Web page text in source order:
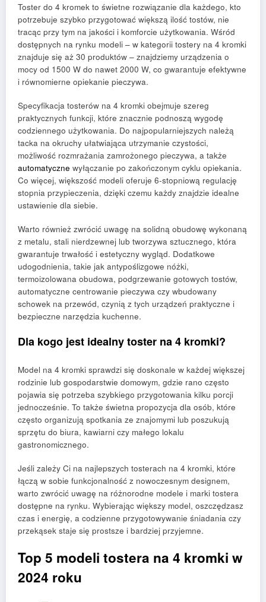
Toster do 4 kromek to świetne rozwiązanie dla każdego, kto
potrzebuje szybko przygotować większą ilość tostów, nie
tracąc przy tym na jakości i komforcie użytkowania. Wśród
dostępnych na rynku modeli – w kategorii tostery na 4 kromki
znajduje się aż 30 produktów – znajdziemy urządzenia o
mocy od 1500 W do nawet 2000 W, co gwarantuje efektywne
i równomierne opiekanie pieczywa.
Specyfikacja tosterów na 4 kromki obejmuje szereg
praktycznych funkcji, które znacznie podnoszą wygodę
codziennego użytkowania. Do najpopularniejszych należą
tacka na okruchy ułatwiająca utrzymanie czystości,
możliwość rozmrażania zamrożonego pieczywa, a także
automatyczne wyłączanie po zakończonym cyklu opiekania.
Co więcej, większość modeli oferuje 6-stopniową regulację
stopnia przypieczenia, dzięki czemu każdy znajdzie idealne
ustawienie dla siebie.
Warto również zwrócić uwagę na solidną obudowę wykonaną
z metalu, stali nierdzewnej lub tworzywa sztucznego, która
gwarantuje trwałość i estetyczny wygląd. Dodatkowe
udogodnienia, takie jak antypoślizgowe nóżki,
termoizolowana obudowa, podgrzewanie gotowych tostów,
automatyczne centrowanie pieczywa czy wbudowany
schowek na przewód, czynią z tych urządzeń praktyczne i
bezpieczne narzędzia kuchenne.
Dla kogo jest idealny toster na 4 kromki?
Model na 4 kromki sprawdzi się doskonale w każdej większej
rodzinie lub gospodarstwie domowym, gdzie rano często
pojawia się potrzeba szybkiego przygotowania kilku porcji
jednocześnie. To także świetna propozycja dla osób, które
często organizują spotkania ze znajomymi lub poszukują
sprzętu do biura, kawiarni czy małego lokalu
gastronomicznego.
Jeśli zależy Ci na najlepszych tosterach na 4 kromki, które
łączą w sobie funkcjonalność z nowoczesnym designem,
warto zwrócić uwagę na różnorodne modele i marki tostera
dostępne na rynku. Wybierając większy model, oszczędzasz
czas i energię, a codzienne przygotowywanie śniadania czy
przekąsek staje się prostsze i bardziej przyjemne.
Top 5 modeli tostera na 4 kromki w
2024 roku